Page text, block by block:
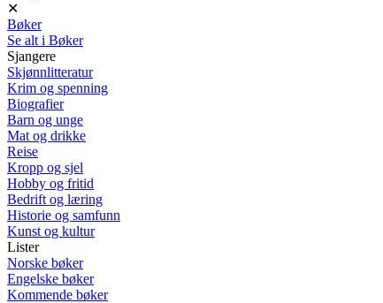
✕
Bøker
Se alt i Bøker
Sjangere
Skjønnlitteratur
Krim og spenning
Biografier
Barn og unge
Mat og drikke
Reise
Kropp og sjel
Hobby og fritid
Bedrift og læring
Historie og samfunn
Kunst og kultur
Lister
Norske bøker
Engelske bøker
Kommende bøker